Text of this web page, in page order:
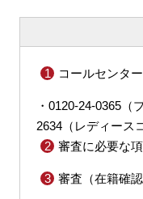
コールセンタ
・0120-24-0365（
2634（レディース
審査に必要な
審査（在籍確認